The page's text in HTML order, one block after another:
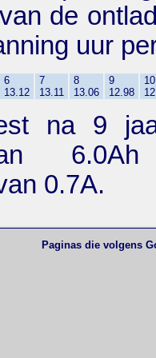
de
uur
6
13.12
7
13.11
8
13.06
9
12.98
10
na 9
0.7A.
Paginas die volgens